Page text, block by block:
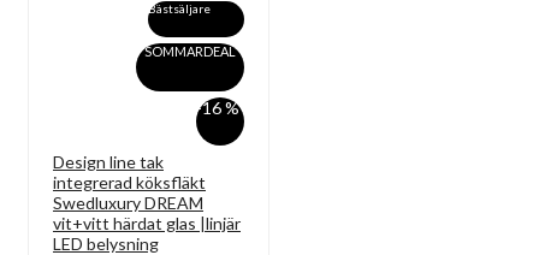
Bästsäljare
SOMMARDEAL
-16 %
Design line tak
integrerad köksfläkt
Swedluxury DREAM
vit+vitt härdat glas |linjär
LED belysning